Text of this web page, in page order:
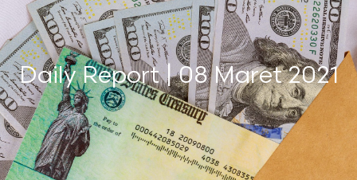
Daily Report | 08 Maret 2021